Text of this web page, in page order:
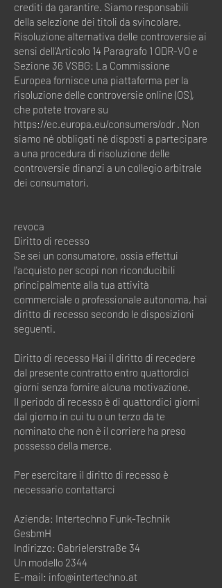
crediti da garantire. Siamo responsabili
della selezione dei titoli da svincolare.
Risoluzione alternativa delle controversie ai
sensi dell'Articolo 14 Paragrafo 1 ODR-VO e
Sezione 36 VSBG: La Commissione
Europea fornisce una piattaforma per la
risoluzione delle controversie online (OS),
che potete trovare su
https://ec.europa.eu/consumers/odr . Non
siamo né obbligati né disposti a partecipare
a una procedura di risoluzione delle
controversie dinanzi a un collegio arbitrale
dei consumatori.
revoca
Diritto di recesso
Se sei un consumatore, ossia effettui
l'acquisto per scopi non riconducibili
principalmente alla tua attività
commerciale o professionale autonoma, hai
diritto di recesso secondo le disposizioni
seguenti.
Diritto di recesso Hai il diritto di recedere
dal presente contratto entro quattordici
giorni senza fornire alcuna motivazione.
Il periodo di recesso è di quattordici giorni
dal giorno in cui tu o un terzo da te
nominato che non è il corriere ha preso
possesso della merce.
Per esercitare il diritto di recesso è
necessario contattarci
Azienda: Intertechno Funk-Technik
GesbmH
Indirizzo: Gabrielerstraße 34
Un modello 2344
E-mail: info@intertechno.at